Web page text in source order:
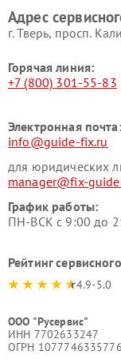
Адрес
г. Тверь, просп.
Горячая линия:
+7 (800) 301-55-83
Электронная почта:
info@guide-fix.ru
для юридических
manager@fix-
График работы:
ПН-ВСК с 9:00 до
Рейтинг
4.9-5.0
ООО "Русервис"
ИНН 7702633247
ОГРН 1077746335776